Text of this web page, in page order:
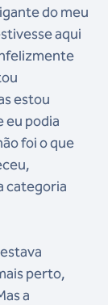
do meu
aqui
estou
eu podia
foi o que
categoria
perto,
a